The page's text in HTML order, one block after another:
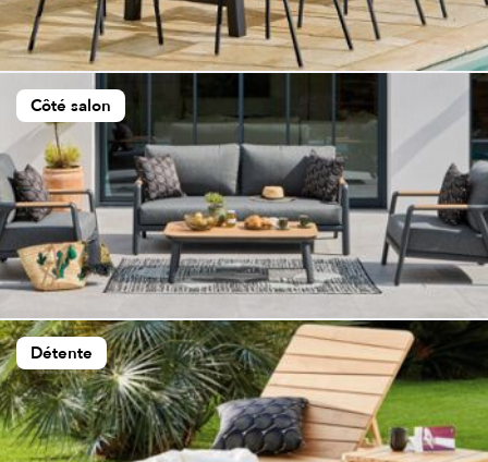
Côté salon
Détente